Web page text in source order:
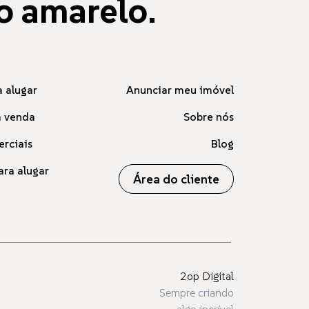
amarelo.
alugar
venda
alugar
Anunciar meu imóvel
Sobre nós
Blog
Área do cliente
2op Digital
Sempre criando